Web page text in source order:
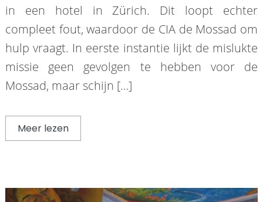
in een hotel in Zürich. Dit loopt echter
compleet fout, waardoor de CIA de Mossad om
hulp vraagt. In eerste instantie lijkt de mislukte
missie geen gevolgen te hebben voor de
Mossad, maar schijn […]
Meer lezen